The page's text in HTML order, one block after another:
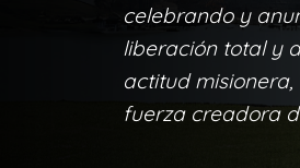
celebrando y
liberación total y
actitud
fuerza creadora